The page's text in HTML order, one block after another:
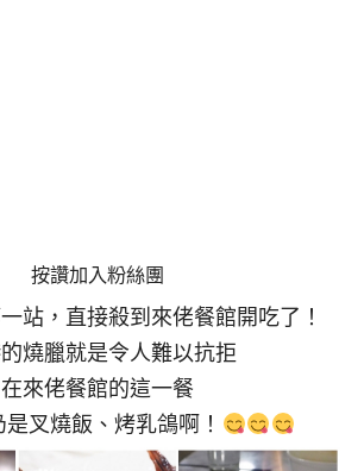
按讚加入粉絲團
站，直接殺到來佬餐館開吃了！
燒臘就是令人難以抗拒
在來佬餐館的這一餐
叉燒飯、烤乳鴿啊！